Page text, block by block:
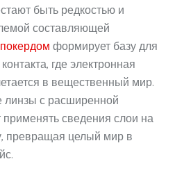
быть редкостью и
составляющей
покердомформирует базу для
где электронная
в вещественный мир.
линзы с расширенной
сведения слои на
превращая целый мир в